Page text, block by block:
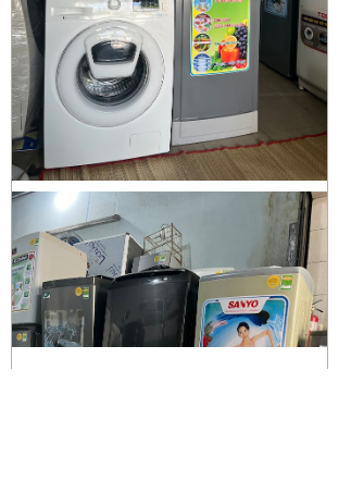
lạnh Quận 1
Sửa máy giặt Quận 3 | vệ sinh máy
giặt quận 3